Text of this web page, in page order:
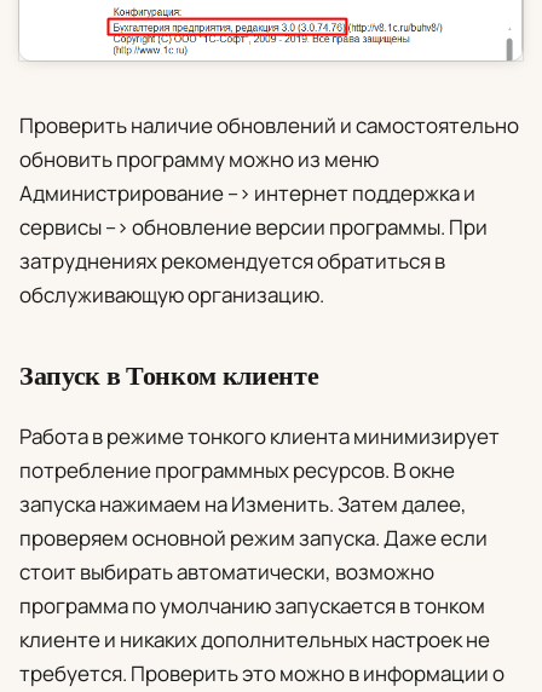
Проверить наличие обновлений и самостоятельно
обновить программу можно из меню
Администрирование–> интернет поддержка и
сервисы–> обновление версии программы. При
затруднениях рекомендуется обратиться в
обслуживающую организацию.
Запуск в Тонком клиенте
Работа в режиме тонкого клиента минимизирует
потребление программных ресурсов. В окне
запуска нажимаем наИзменить. Затемдалее,
проверяем основной режим запуска. Даже если
стоитвыбирать автоматически, возможно
программа по умолчанию запускается в тонком
клиенте и никаких дополнительных настроек не
требуется. Проверить это можно в информации о